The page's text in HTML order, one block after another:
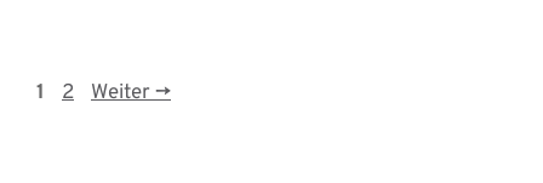
Seite
1 Seite
2 Weiter→